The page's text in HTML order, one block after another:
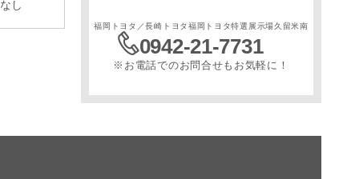
なし
福岡トヨタ／長崎トヨタ福岡トヨタ特選展示場久留米南
0942-21-7731
※お電話でのお問合せもお気軽に！